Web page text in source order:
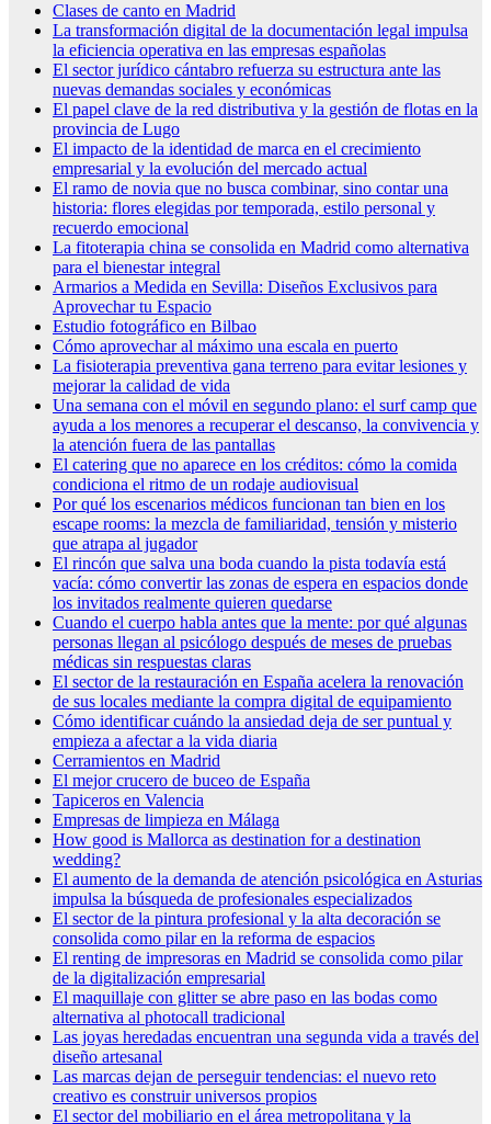
Clases de canto en Madrid
La transformación digital de la documentación legal impulsa
la eficiencia operativa en las empresas españolas
El sector jurídico cántabro refuerza su estructura ante las
nuevas demandas sociales y económicas
El papel clave de la red distributiva y la gestión de flotas en la
provincia de Lugo
El impacto de la identidad de marca en el crecimiento
empresarial y la evolución del mercado actual
El ramo de novia que no busca combinar, sino contar una
historia: flores elegidas por temporada, estilo personal y
recuerdo emocional
La fitoterapia china se consolida en Madrid como alternativa
para el bienestar integral
Armarios a Medida en Sevilla: Diseños Exclusivos para
Aprovechar tu Espacio
Estudio fotográfico en Bilbao
Cómo aprovechar al máximo una escala en puerto
La fisioterapia preventiva gana terreno para evitar lesiones y
mejorar la calidad de vida
Una semana con el móvil en segundo plano: el surf camp que
ayuda a los menores a recuperar el descanso, la convivencia y
la atención fuera de las pantallas
El catering que no aparece en los créditos: cómo la comida
condiciona el ritmo de un rodaje audiovisual
Por qué los escenarios médicos funcionan tan bien en los
escape rooms: la mezcla de familiaridad, tensión y misterio
que atrapa al jugador
El rincón que salva una boda cuando la pista todavía está
vacía: cómo convertir las zonas de espera en espacios donde
los invitados realmente quieren quedarse
Cuando el cuerpo habla antes que la mente: por qué algunas
personas llegan al psicólogo después de meses de pruebas
médicas sin respuestas claras
El sector de la restauración en España acelera la renovación
de sus locales mediante la compra digital de equipamiento
Cómo identificar cuándo la ansiedad deja de ser puntual y
empieza a afectar a la vida diaria
Cerramientos en Madrid
El mejor crucero de buceo de España
Tapiceros en Valencia
Empresas de limpieza en Málaga
How good is Mallorca as destination for a destination
wedding?
El aumento de la demanda de atención psicológica en Asturias
impulsa la búsqueda de profesionales especializados
El sector de la pintura profesional y la alta decoración se
consolida como pilar en la reforma de espacios
El renting de impresoras en Madrid se consolida como pilar
de la digitalización empresarial
El maquillaje con glitter se abre paso en las bodas como
alternativa al photocall tradicional
Las joyas heredadas encuentran una segunda vida a través del
diseño artesanal
Las marcas dejan de perseguir tendencias: el nuevo reto
creativo es construir universos propios
El sector del mobiliario en el área metropolitana y la